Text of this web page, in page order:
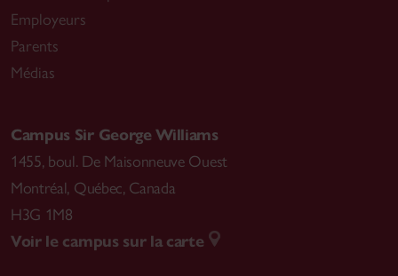
Employeurs
Parents
Médias
Campus Sir George Williams
1455, boul. De Maisonneuve Ouest
Montréal, Québec, Canada
H3G 1M8
Voir le campus sur la carte